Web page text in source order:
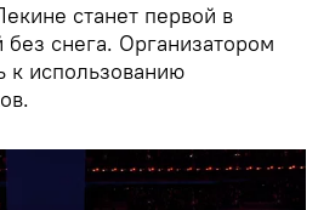
станет первой в
снега. Организатором
к использованию